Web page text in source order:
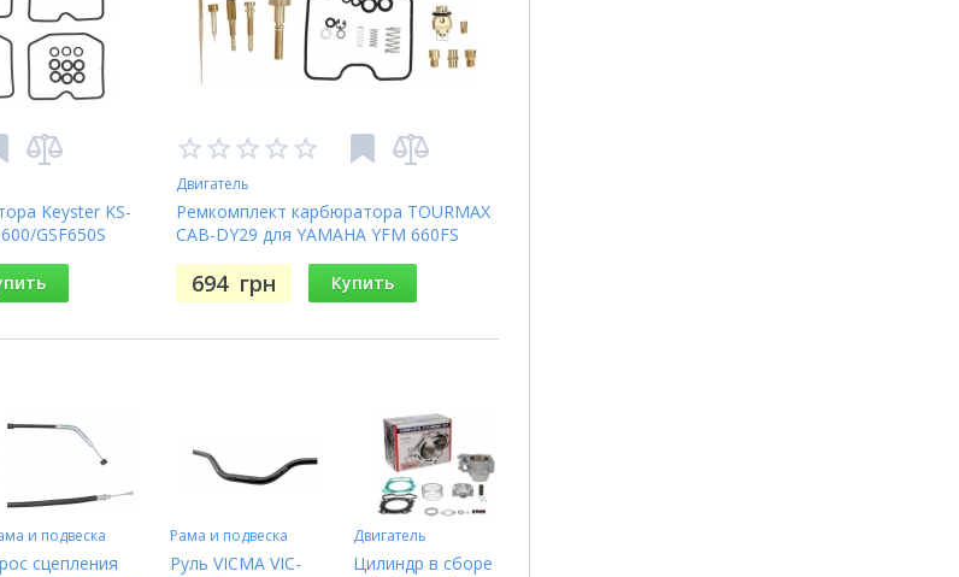
Keyster KS-
GSF650S
Двигатель
Ремкомплект карбюратора TOURMAX
CAB-DY29 для YAMAHA YFM 660FS
694 грн Купить
и подвеска
сцепления
Рама и подвеска
Руль VICMA VIC-
Двигатель
Цилиндр в сборе